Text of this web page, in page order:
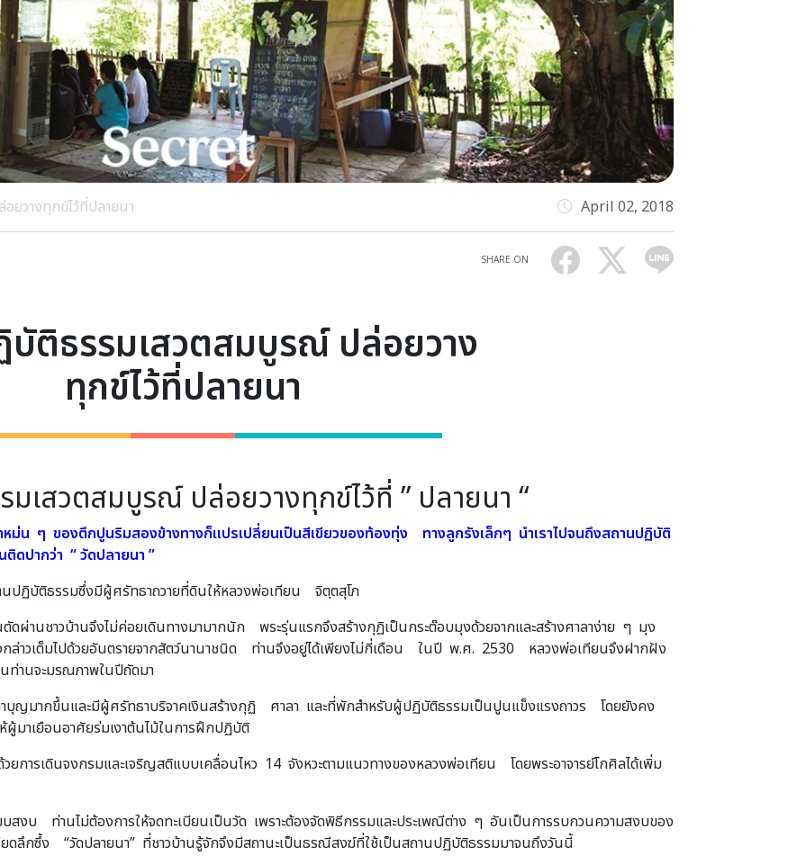
ยวางทุกข์ไว้ที่ปลายนา April 02, 2018
SHARE ON
ติธรรมเสวตสมบูรณ์ ปล่อยวาง
ทุกข์ไว้ที่ปลายนา
เสวตสมบูรณ์ ปล่อยวางทุกข์ไว้ที่ ” ปลายนา “
หม่น ๆ ของตึกปูนริมสองข้างทางก็แปรเปลี่ยนเป็นสีเขียวของท้องทุ่ง ทางลูกรังเล็กๆ นำเราไปจนถึงสถานปฏิบัติ
ดปากว่า “ วัดปลายนา ”
ฏิบัติธรรมซึ่งมีผู้ศรัทธาถวายที่ดินให้หลวงพ่อเทียน จิตฺตสุโภ
านชาวบ้านจึงไม่ค่อยเดินทางมามากนัก พระรุ่นแรกจึงสร้างกุฏิเป็นกระต๊อบมุงด้วยจากและสร้างศาลาง่าย ๆ มุง
ล่าวเต็มไปด้วยอันตรายจากสัตว์นานาชนิด ท่านจึงอยู่ได้เพียงไม่กี่เดือน ในปี พ.ศ. 2530 หลวงพ่อเทียนจึงฝากฝัง
นจะมรณภาพในปีถัดมา
มากขึ้นและมีผู้ศรัทธาบริจาคเงินสร้างกุฏิ ศาลา และที่พักสำหรับผู้ปฏิบัติธรรมเป็นปูนแข็งแรงถาวร โดยยังคง
ผู้มาเยือนอาศัยร่มเงาต้นไม้ในการฝึกปฏิบัติ
ารเดินจงกรมและเจริญสติแบบเคลื่อนไหว 14 จังหวะตามแนวทางของหลวงพ่อเทียน โดยพระอาจารย์โกศิลได้เพิ่ม
บสงบ ท่านไม่ต้องการให้จดทะเบียนเป็นวัด เพราะต้องจัดพิธีกรรมและประเพณีต่าง ๆ อันเป็นการรบกวนความสงบของ
ยดลึกซึ้ง “วัดปลายนา” ที่ชาวบ้านรู้จักจึงมีสถานะเป็นธรณีสงฆ์ที่ใช้เป็นสถานปฏิบัติธรรมมาจนถึงวันนี้